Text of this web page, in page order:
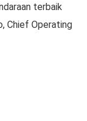
terbaik
Chief Operating